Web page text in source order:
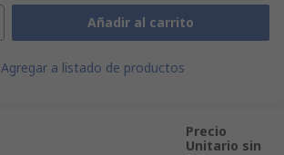
Añadir al carrito
Agregar a listado de productos
Precio
Unitario sin